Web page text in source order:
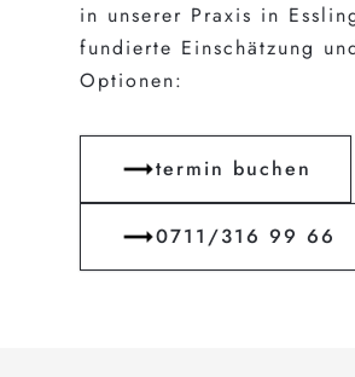
in unserer Praxis in
fundierte Einschätzung
Optionen:
termin buchen
0711/316 99 66